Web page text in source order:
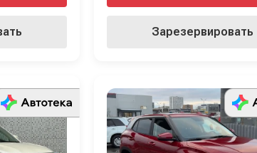
Зарезервировать